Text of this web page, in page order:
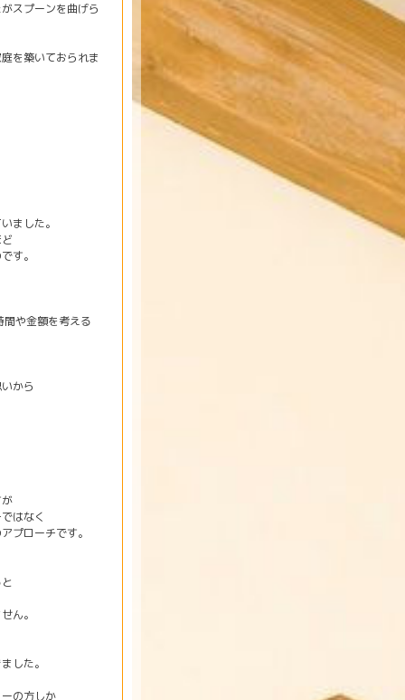
スプーンを曲げら
を築いておられま
ました。
す。
や金額を考える
から
はなく
プローチです。
ん。
した。
の方しか